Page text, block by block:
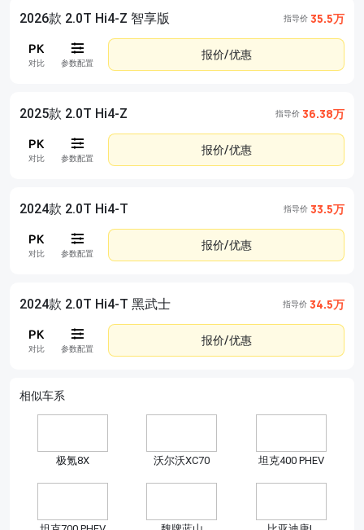
2026款 2.0T Hi4-Z 智享版 指导价 35.5万
对比 参数配置
报价/优惠
2025款 2.0T Hi4-Z 指导价 36.38万
对比 参数配置
报价/优惠
2024款 2.0T Hi4-T 指导价 33.5万
对比 参数配置
报价/优惠
2024款 2.0T Hi4-T 黑武士 指导价 34.5万
对比 参数配置
报价/优惠
相似车系
极氪8X 沃尔沃XC70 坦克400 PHEV